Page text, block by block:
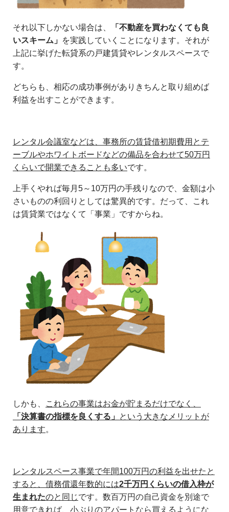
それ以下しかない場合は、
「不動産を買わなくても良
いスキーム」 を実践していくことになります。それが
上記に挙げた転貸系の戸建賃貸やレンタルスペースで
す。
どちらも、相応の成功事例がありきちんと取り組めば
利益を出すことができます。
レンタル会議室などは、事務所の賃貸借初期費用とテ
ーブルやホワイトボードなどの備品を合わせて50万円
くらいで開業できることも多いです。
上手くやれば毎月5～10万円の手残りなので、金額は小
さいものの利回りとしては驚異的です。だって、これ
は賃貸業ではなくて「事業」ですからね。
しかも、
これらの事業はお金が貯まるだけでなく、
「決算書の指標を良くする」 という大きなメリットが
あります。
レンタルスペース事業で年間100万円の利益を出せたと
すると、債務償還年数的には2千万円くらいの借入枠が
生まれたのと同じです。数百万円の自己資金を別途で
用意できれば、小ぶりのアパートなら買えるようにな